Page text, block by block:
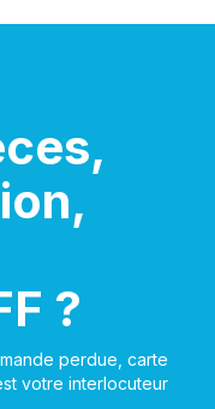
?
perdue, carte
votre interlocuteur